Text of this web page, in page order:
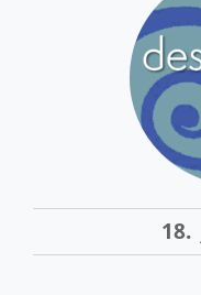
18.